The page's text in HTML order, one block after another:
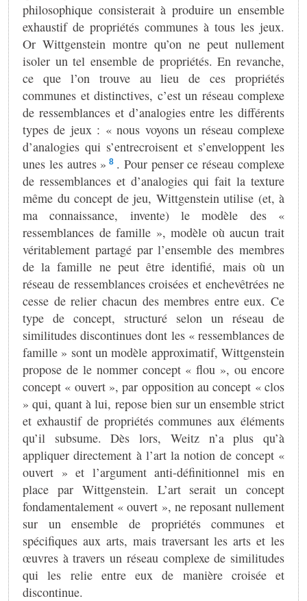
philosophique consisterait à produire un ensemble
exhaustif de propriétés communes à tous les jeux.
Or Wittgenstein montre qu’on ne peut nullement
isoler un tel ensemble de propriétés. En revanche,
ce que l’on trouve au lieu de ces propriétés
communes et distinctives, c’est un réseau complexe
de ressemblances et d’analogies entre les différents
types de jeux : « nous voyons un réseau complexe
d’analogies qui s’entrecroisent et s’enveloppent les
unes les autres » 8 . Pour penser ce réseau complexe
de ressemblances et d’analogies qui fait la texture
même du concept de jeu, Wittgenstein utilise (et, à
ma connaissance, invente) le modèle des «
ressemblances de famille », modèle où aucun trait
véritablement partagé par l’ensemble des membres
de la famille ne peut être identifié, mais où un
réseau de ressemblances croisées et enchevêtrées ne
cesse de relier chacun des membres entre eux. Ce
type de concept, structuré selon un réseau de
similitudes discontinues dont les « ressemblances de
famille » sont un modèle approximatif, Wittgenstein
propose de le nommer concept « flou », ou encore
concept « ouvert », par opposition au concept « clos
» qui, quant à lui, repose bien sur un ensemble strict
et exhaustif de propriétés communes aux éléments
qu’il subsume. Dès lors, Weitz n’a plus qu’à
appliquer directement à l’art la notion de concept «
ouvert » et l’argument anti-définitionnel mis en
place par Wittgenstein. L’art serait un concept
fondamentalement « ouvert », ne reposant nullement
sur un ensemble de propriétés communes et
spécifiques aux arts, mais traversant les arts et les
œuvres à travers un réseau complexe de similitudes
qui les relie entre eux de manière croisée et
discontinue.